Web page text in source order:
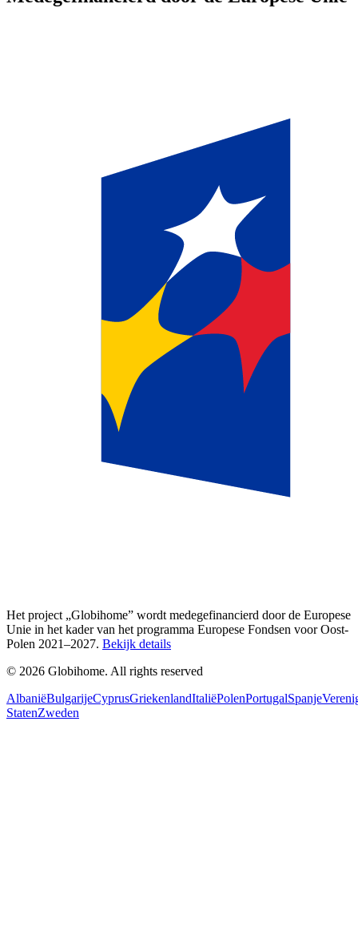
Het project „Globihome” wordt medegefinancierd door de Europese
Unie in het kader van het programma Europese Fondsen voor Oost-
Polen 2021–2027. Bekijk details
© 2026 Globihome. All rights reserved
AlbaniëBulgarijeCyprusGriekenlandItaliëPolenPortugalSpanje
StatenZweden